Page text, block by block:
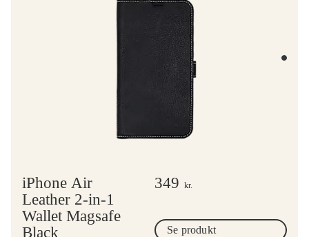
iPhone Air
Leather 2-in-1
Wallet Magsafe
Black
349 kr.
Se produkt